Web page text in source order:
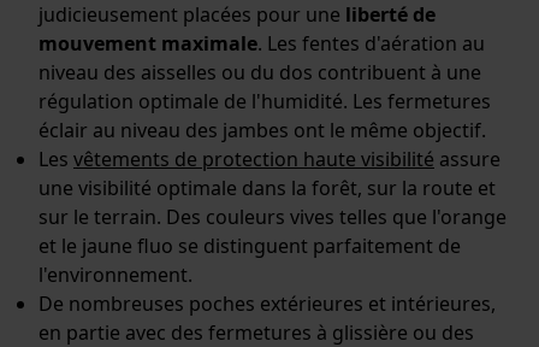
judicieusement placées pour une liberté de
mouvement maximale. Les fentes d'aération au
niveau des aisselles ou du dos contribuent à une
régulation optimale de l'humidité. Les fermetures
éclair au niveau des jambes ont le même objectif.
Les vêtements de protection haute visibilité assure
une visibilité optimale dans la forêt, sur la route et
sur le terrain. Des couleurs vives telles que l'orange
et le jaune fluo se distinguent parfaitement de
l'environnement.
De nombreuses poches extérieures et intérieures,
en partie avec des fermetures à glissière ou des
Cookies de performance et de
fonctionnalité
Loop54 Personalization
Page d'accueil personnalisée
Panier sauvegardé
Géo-IP et détection des
utilisateurs